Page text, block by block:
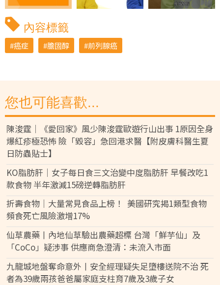
內容標籤
癌症 膽固醇 前列腺癌
您也可能喜歡...
陳浚霆｜《愛回家》風少陳浚霆歐遊行山出事 1原因全身
爆紅疹極恐怖 險「毀容」急回港求醫【附皮膚科醫生夏
日防蟲貼士】
KO脂肪肝｜女子每日食三文治變中度脂肪肝 早餐改吃1
款食物 半年激減15磅逆轉脂肪肝
折壽食物｜大量常見食品上榜！ 美國研究揭1類型食物
頻食死亡風險激增17%
仙草農藥丨內地仙草驗出農藥超標 台灣「鮮芋仙」及
「CoCo」疑涉事 供應商急澄清：未流入市面
九龍城地盤奪命意外丨安全經理疑失足墮樓送院不治 死
者為39歲兩孩爸爸屬家庭支柱育7歲及3歲子女